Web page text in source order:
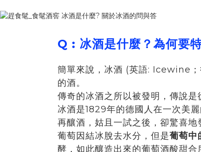
Q : 冰酒是什麼 ？ 為何要
簡單來說，冰酒 (英語: Icewine
的酒。
傳奇的冰酒之所以被發明，傳說是
冰酒是1829年的德國人在一次美
再釀酒，姑且一試之後，卻驚喜地
葡萄因結冰脫去水分，但是葡萄中
酵，如此釀造出來的葡萄酒酸甜合